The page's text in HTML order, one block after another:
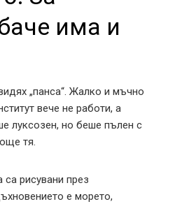
има и
„панса“. Жалко и мъчно
вече не работи, а
луксозен, но беше пълен с
тя.
са рисувани през
е морето,